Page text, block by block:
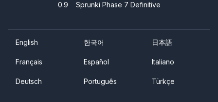
0.9
Sprunki Phase 7 Definitive
English 한국어 日本語
Français Español Italiano
Deutsch Português Türkçe